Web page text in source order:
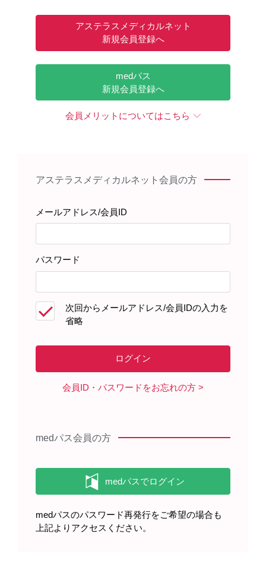
Chapter2：ワクチン株の選定
いただきます。
高齢者や小児に対する有効性・安全性、妊婦や卵アレ
ます。
アステラスメディカルネット
新規会員登録へ
medパス
新規会員登録へ
会員メリットについてはこちら
アステラスメディカルネット会員の方
メールアドレス/会員ID
パスワード
次回からメールアドレス/会員IDの入力を
省略
会員ID・パスワードをお忘れの方
medパス会員の方
medパスのパスワード再発行をご希望の場合も
上記よりアクセスください。